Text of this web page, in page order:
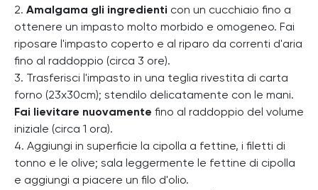
2. Amalgama gli ingredienti con un cucchiaio fino a
ottenere un impasto molto morbido e omogeneo. Fai
riposare l'impasto coperto e al riparo da correnti d'aria
fino al raddoppio (circa 3 ore).
3. Trasferisci l'impasto in una teglia rivestita di carta
forno (23x30cm); stendilo delicatamente con le mani.
Fai lievitare nuovamente fino al raddoppio del volume
iniziale (circa 1 ora).
4. Aggiungi in superficie la cipolla a fettine, i filetti di
tonno e le olive; sala leggermente le fettine di cipolla
e aggiungi a piacere un filo d'olio.